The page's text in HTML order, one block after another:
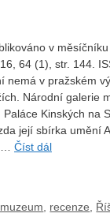
v
64 (1), str. 144.
nemá v pražském
Národní galerie
Kinských na
její sbírka umění
… Číst dál
, recenze,